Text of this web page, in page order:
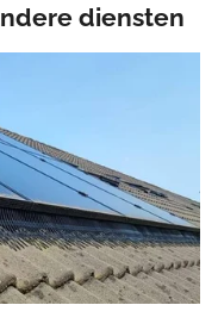
diensten